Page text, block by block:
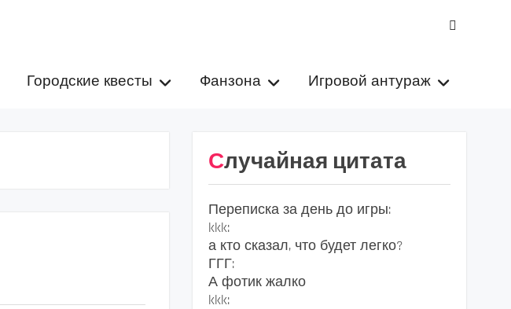
Городские квесты Фанзона Игровой антураж
Случайная цитата
Переписка за день до игры:
kkk:
а кто сказал, что будет легко?
ГГГ:
А фотик жалко
kkk: